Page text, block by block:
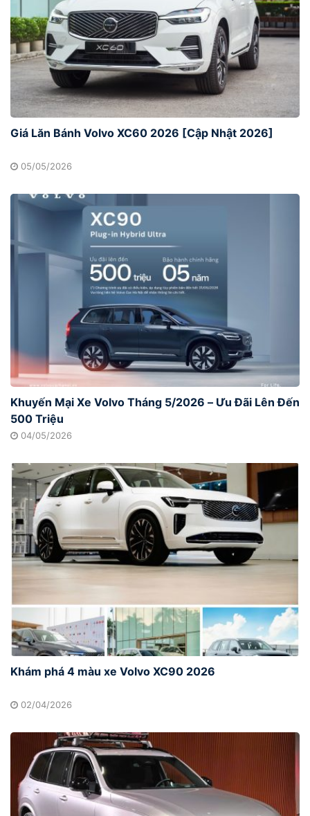
Giá Lăn Bánh Volvo XC60 2026 [Cập Nhật 2026]
05/05/2026
Khuyến Mại Xe Volvo Tháng 5/2026 – Ưu Đãi Lên Đến
500 Triệu
04/05/2026
Khám phá 4 màu xe Volvo XC90 2026
02/04/2026